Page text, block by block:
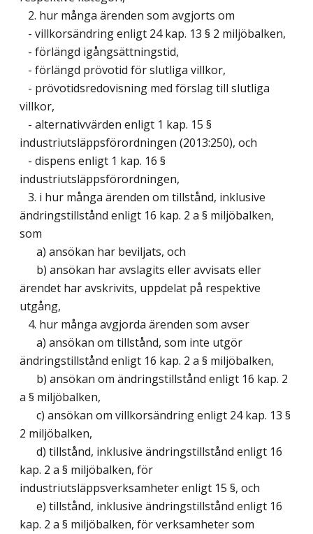
2. hur många ärenden som avgjorts om
- villkorsändring enligt 24 kap. 13 § 2 miljöbalken,
- förlängd igångsättningstid,
- förlängd prövotid för slutliga villkor,
- prövotidsredovisning med förslag till slutliga
villkor,
- alternativvärden enligt 1 kap. 15 §
industriutsläppsförordningen (2013:250), och
- dispens enligt 1 kap. 16 §
industriutsläppsförordningen,
3. i hur många ärenden om tillstånd, inklusive
ändringstillstånd enligt 16 kap. 2 a § miljöbalken,
som
a) ansökan har beviljats, och
b) ansökan har avslagits eller avvisats eller
ärendet har avskrivits, uppdelat på respektive
utgång,
4. hur många avgjorda ärenden som avser
a) ansökan om tillstånd, som inte utgör
ändringstillstånd enligt 16 kap. 2 a § miljöbalken,
b) ansökan om ändringstillstånd enligt 16 kap. 2
a § miljöbalken,
c) ansökan om villkorsändring enligt 24 kap. 13 §
2 miljöbalken,
d) tillstånd, inklusive ändringstillstånd enligt 16
kap. 2 a § miljöbalken, för
industriutsläppsverksamheter enligt 15 §, och
e) tillstånd, inklusive ändringstillstånd enligt 16
kap. 2 a § miljöbalken, för verksamheter som